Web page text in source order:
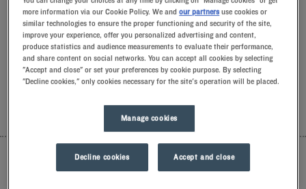
Saint-Malo. A su llegada, nuestros empleados lo recibirán con
una sonrisa y pequeños detalles llenos de
significado.Descubrirá la comodidad exclusiva de nuestra
almohada de espuma con memoria de forma.Y, para empezar
el día con buen pie, podrá experimentar la diferencia de
alojarse en un Kyriad.Mímese con un yogurt helado para
desayunar… ¡Y ya tendrá dos buenas razones para volver!
MAPA
more information via our Cookie Policy. We andour partners use cookies or
similar technologies to ensure the proper functioning and security of the site,
improve your experience, offer you personalized advertising and content,
produce statistics and audience measurements to evaluate their performance,
and share content on social networks. You can accept all cookies by selecting
"Accept and close" or set your preferences by cookie purpose. By selecting
"Decline cookies," only cookies necessary for the site's operation will be placed.
Manage cookies
Decline cookies Accept and close